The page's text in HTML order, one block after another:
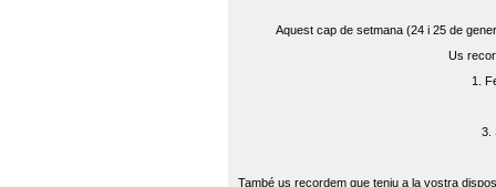
Aquest cap de setmana (24 i 25 de
Us
1.
3.
També us recordem que teniu a la vostra